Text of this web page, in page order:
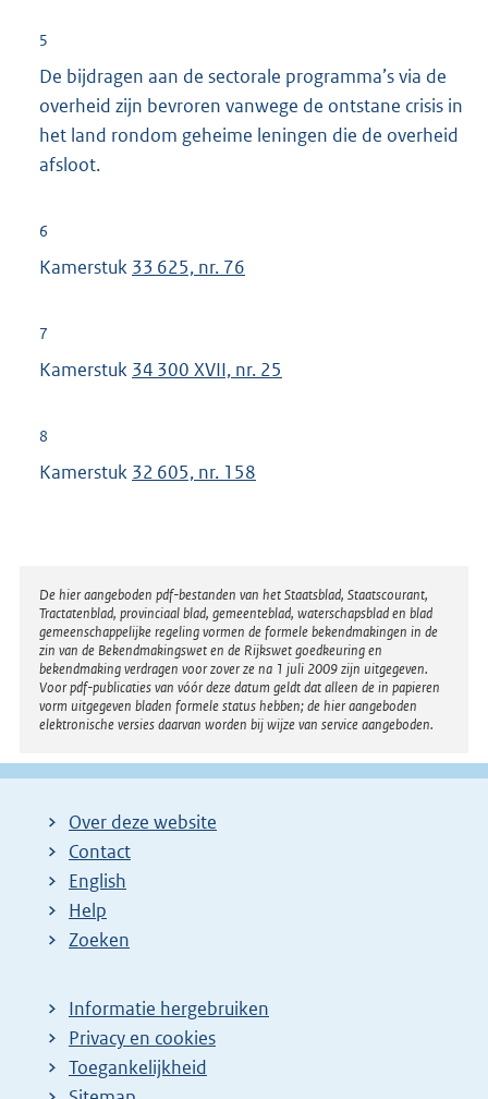
5
De bijdragen aan de sectorale programma’s via de
overheid zijn bevroren vanwege de ontstane crisis in
het land rondom geheime leningen die de overheid
afsloot.
6
Kamerstuk 33 625, nr. 76
7
Kamerstuk 34 300 XVII, nr. 25
8
Kamerstuk 32 605, nr. 158
Disclaimer
De hier aangeboden pdf-bestanden van het Staatsblad, Staatscourant,
Tractatenblad, provinciaal blad, gemeenteblad, waterschapsblad en blad
gemeenschappelijke regeling vormen de formele bekendmakingen in de
zin van de Bekendmakingswet en de Rijkswet goedkeuring en
bekendmaking verdragen voor zover ze na 1 juli 2009 zijn uitgegeven.
Voor pdf-publicaties van vóór deze datum geldt dat alleen de in papieren
vorm uitgegeven bladen formele status hebben; de hier aangeboden
elektronische versies daarvan worden bij wijze van service aangeboden.
Over deze website
Contact
English
Help
Zoeken
Informatie hergebruiken
Privacy en cookies
Toegankelijkheid